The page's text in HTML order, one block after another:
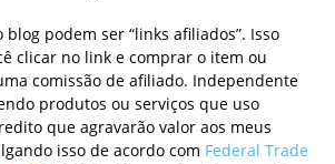
podem ser “links afiliados”. Isso
clicar no link e comprar o item ou
comissão de afiliado. Independente
produtos ou serviços que uso
que agravarão valor aos meus
isso de acordo com Federal Trade